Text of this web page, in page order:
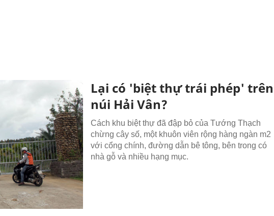
Lại có 'biệt thự trái phép' trên
núi Hải Vân?
Cách khu biệt thự đã đập bỏ của Tướng Thạch
chừng cây số, một khuôn viên rộng hàng ngàn m2
với cổng chính, đường dẫn bê tông, bên trong có
nhà gỗ và nhiều hạng mục.